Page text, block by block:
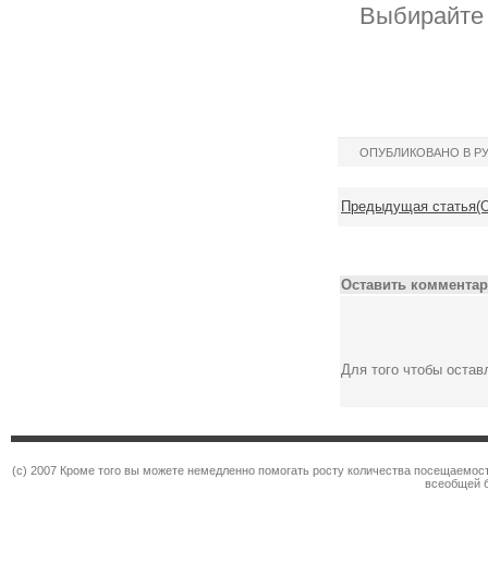
ОПУБЛИКОВАНО В
Предыдущая
Оставить
Для того чтобы
(c) 2007 Кроме того вы можете немедленно помогать росту количества
всеобщей